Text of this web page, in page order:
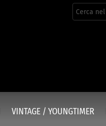
Cerca
per:
VINTAGE / YOUNGTIMER